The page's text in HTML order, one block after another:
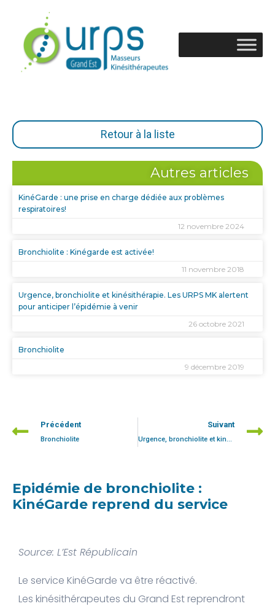
Retour à la liste
Autres articles
KinéGarde : une prise en charge dédiée aux problèmes
respiratoires!
12 novembre 2024
Bronchiolite : Kinégarde est activée!
11 novembre 2018
Urgence, bronchiolite et kinésithérapie. Les URPS MK alertent
pour anticiper l’épidémie à venir
26 octobre 2021
Bronchiolite
9 décembre 2019
Précédent
Bronchiolite
Suivant
Epidémie de bronchiolite :
KinéGarde reprend du service
Source: L’Est Républicain
Le service KinéGarde va être réactivé.
Les kinésithérapeutes du Grand Est reprendront